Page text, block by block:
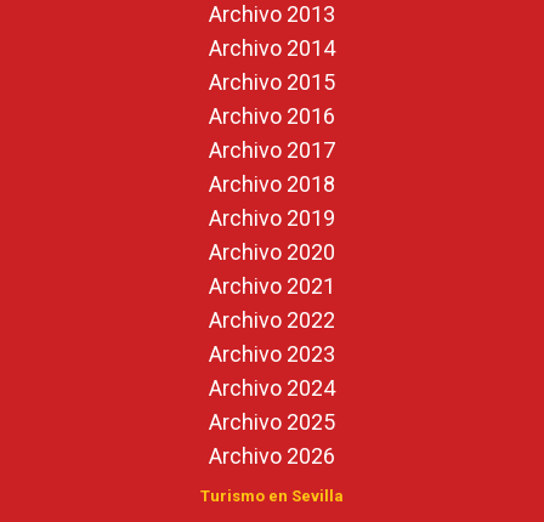
Archivo 2013
Archivo 2014
Archivo 2015
Archivo 2016
Archivo 2017
Archivo 2018
Archivo 2019
Archivo 2020
Archivo 2021
Archivo 2022
Archivo 2023
Archivo 2024
Archivo 2025
Archivo 2026
Turismo en Sevilla